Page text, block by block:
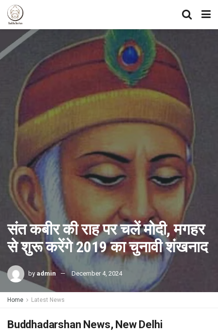
संत कबीर की राह पर चलें मोदी, मगहर
से शुरू करेंगे 2019 का चुनावी शंखनाद
by admin December 4, 2024
Home Latest News
Buddhadarshan News, New Delhi